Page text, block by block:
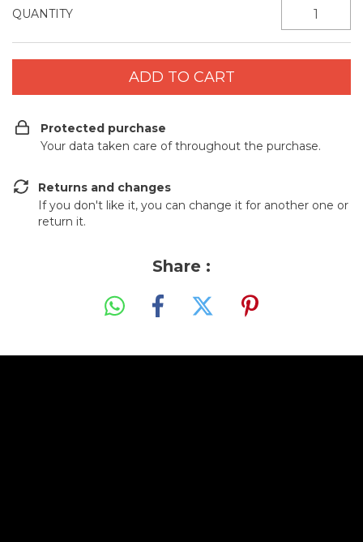
QUANTITY
Protected purchase
Your data taken care of throughout the purchase.
Returns and changes
If you don't like it, you can change it for another one or
return it.
Share :